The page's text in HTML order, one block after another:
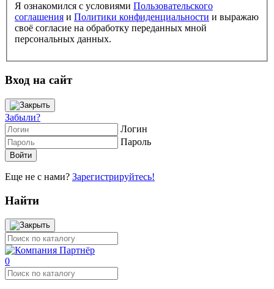
Я ознакомился с условиями Пользовательского
соглашения и Политики конфиденциальности и выражаю
своё согласие на обработку переданных мной
персональных данных.
Вход на сайт
Забыли?
Логин
Пароль
Еще не с нами? Зарегистрируйтесь!
Найти
0